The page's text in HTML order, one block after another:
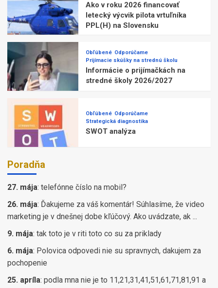
Ako v roku 2026 financovať
letecký výcvik pilota vrtuľníka
PPL(H) na Slovensku
Obľúbené Odporúčame
Prijímacie skúšky na strednú školu
Informácie o prijímačkách na
stredné školy 2026/2027
Obľúbené Odporúčame
Strategická diagnostika
SWOT analýza
Poradňa
27. mája: telefónne číslo na mobil?
26. mája: Ďakujeme za váš komentár! Súhlasíme, že video
marketing je v dnešnej dobe kľúčový. Ako uvádzate, ak ...
9. mája: tak toto je v riti toto co su za priklady
6. mája: Polovica odpovedi nie su spravnych, dakujem za
pochopenie
25. apríla: podla mna nie je to 11,21,31,41,51,61,71,81,91 a